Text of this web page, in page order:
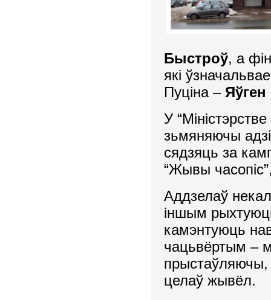
Быстроў, а
які
Пуціна – Яўген
У
зьмяняючы
сядзяць за
“Жывы
Аддзелаў
іншым
камэнтуюць
чацьвёртым –
целаў жывёл.